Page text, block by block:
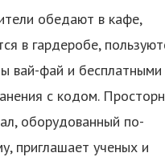
обедают в кафе,
в гардеробе,
вай-фай и бесплатными
с кодом.
оборудованный по-
приглашает ученых и